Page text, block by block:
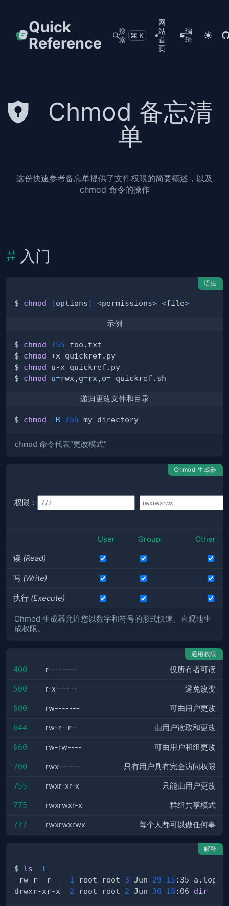
Quick
Reference
搜
索
⌘K
网
站
首
页
编
辑
Chmod 备忘清
单
这份快速参考备忘单提供了文件权限的简要概述，以及
chmod 命令的操作
入门
语法
$ chmod [options] <permissions> <file>
示例
$ chmod 755
$ chmod
$ chmod
$ chmod u=rwx,g=rx,o=
递归更改文件和目录
$ chmod -R 755
chmod 命令代表“更改模式”
Chmod 生成器
权限：
User Group Other
读 (Read)
写 (Write)
执行 (Execute)
Chmod 生成器允许您以数字和符号的形式快速、直观地生
成权限。
通用权限
400 r-------- 仅所有者可读
500 r-x------ 避免改变
600 rw------- 可由用户更改
644 rw-r--r-- 由用户读取和更改
660 rw-rw---- 可由用户和组更改
700 rwx------ 只有用户具有完全访问权限
755 rwxr-xr-x 只能由用户更改
775 rwxrwxr-x 群组共享模式
777 rwxrwxrwx 每个人都可以做任何事
解释
$ ls
-l
-rw-r--r-- 1 root root 3 Jun 29 15
drwxr-xr-x 2 root root 2 Jun 30 18 :06 dir